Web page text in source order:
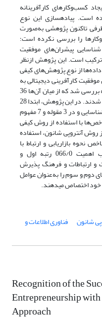
کسب‌وکارهای کارآفرینانه
است. پیاده­سازی این نوع
تاکنون پژوهشی به‌صورت
را بررسی نکرده است؛
پیشران‌های موفقیت
است. این پژوهش ازنظر
از نوع پژوهش‌های کیفی
کارآفرینی دیجیتالی به
کمک روش فراترکیب، تعداد 311 مقاله بررسی شد که از میان آن‌ها 36
مقاله برای تجزیه‌وتحلیل نهایی استفاده شدند. در این پژوهش، ابتدا 28
شاخص موفقیت کارآفرینی دیجیتالی شناسایی و در 3 مقوله و 7 مفهوم
با استفاده از روش کیفی
روش آنتروپی شانون، استفاده
بازاریابی و ارتباط با
مشتریان در فضای مجازی با ضریب اهمیت 066/0 رتبه اول و
و ارتباطات و فرهنگ پذیرش
دوم و سوم را به‌عنوان عوامل
خود اختصاص می­دهند.
شانون فناوری اطلاعات و
Recognition of the
Entrepreneurship
Approach